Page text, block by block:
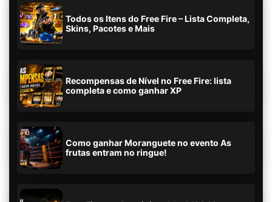
Todos os Itens do Free Fire – Lista Completa,
Skins, Pacotes e Mais
Recompensas de Nível no Free Fire: lista
completa e como ganhar XP
Como ganhar Moranguete no evento As
frutas entram no ringue!